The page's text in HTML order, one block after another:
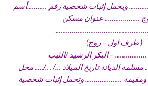
ويحمل إثبات شخصية رقم ………..أسم
………………. عنوان مسكن
…………………………………………..
( طرف أول – زوج)
: …………….. – البكر الرشيد /الثيب
الديانة تاريخ الميلاد …/ …/….. محل
ومقيمة ……………….. وتحمل إثبات شخصية